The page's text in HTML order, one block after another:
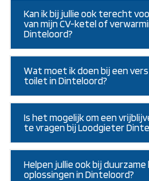
Kan ik bij jullie ook terecht
van mijn CV-ketel of
Dinteloord?
Wat moet ik doen bij een
toilet in Dinteloord?
Is het mogelijk om een
te vragen bij Loodgieter
Helpen jullie ook bij
oplossingen in Dinteloord?